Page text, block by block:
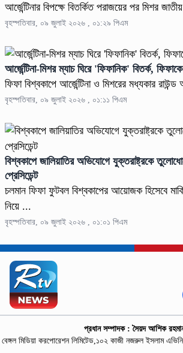
আর্জেন্টিনার বিপক্ষে বিতর্কিত পরাজয়ের পর মিশর
বৃহস্পতিবার, ০৯ জুলাই ২০২৬ , ০১:২৯ পিএম
আর্জেন্টিনা-মিশর ম্যাচ ঘিরে 'ফিফানিক' বিতর্ক,
ফিফা বিশ্বকাপে আর্জেন্টিনা ও মিশরের মধ্যকার
বৃহস্পতিবার, ০৯ জুলাই ২০২৬ , ০১:১১ পিএম
বিশ্বকাপে জালিয়াতির অভিযোগে যুক্তরাষ্ট্রকে
প্রেসিডেন্ট
চলমান ফিফা ফুটবল বিশ্বকাপের আয়োজক হিসেবে
নিয়ে ...
বৃহস্পতিবার, ০৯ জুলাই ২০২৬ , ০১:০১ পিএম
প্রধান সম্পাদক : সৈয়দ আশিক
বেঙ্গল মিডিয়া করপোরেশন লিমিটেড,১০২ কাজী নজরুল ইসলাম